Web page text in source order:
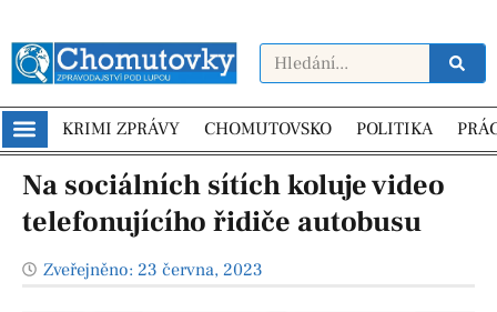
KRIMI ZPRÁVY CHOMUTOVSKO POLITIKA
Na sociálních sítích koluje video
telefonujícího řidiče autobusu
Zveřejněno: 23 června, 2023